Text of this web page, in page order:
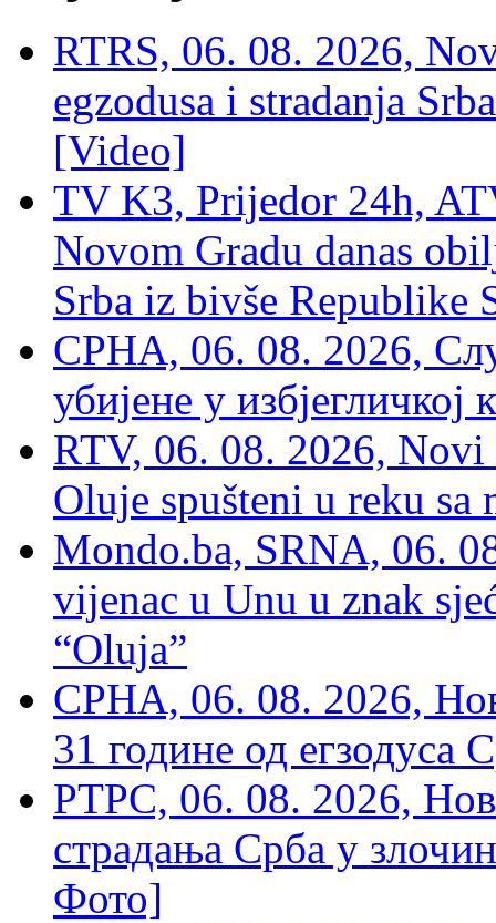
RTRS, 06. 08. 2026,
egzodusa i stradanja
[Video]
TV K3, Prijedor 24h,
Novom Gradu danas
Srba iz bivše Republike
СРНА, 06. 08. 2026,
убијене у избјегличкој
RTV, 06. 08. 2026, Novi
Oluje spušteni u reku sa
Mondo.ba, SRNA, 06.
vijenac u Unu u znak
“Oluja”
СРНА, 06. 08. 2026,
31 године од егзодуса
РТРС, 06. 08. 2026,
страдања Срба у
Фото]